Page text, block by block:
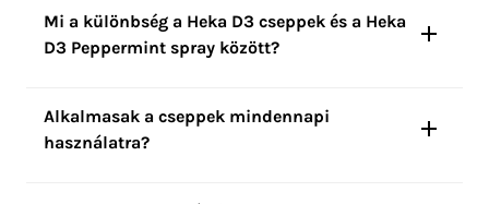
Mi a különbség a Heka D3 cseppek és a Heka
D3 Peppermint spray között?
Alkalmasak a cseppek mindennapi
használatra?